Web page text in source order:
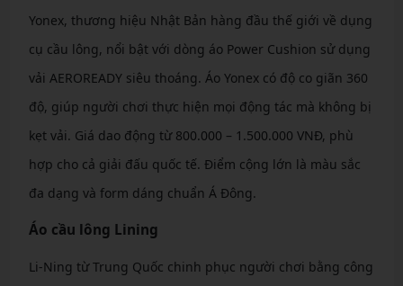
Yonex, thương hiệu Nhật Bản hàng đầu thế giới về dụng
cụ cầu lông, nổi bật với dòng áo Power Cushion sử dụng
vải AEROREADY siêu thoáng. Áo Yonex có độ co giãn 360
độ, giúp người chơi thực hiện mọi động tác mà không bị
kẹt vải. Giá dao động từ 800.000 – 1.500.000 VNĐ, phù
hợp cho cả giải đấu quốc tế. Điểm cộng lớn là màu sắc
đa dạng và form dáng chuẩn Á Đông.
Áo cầu lông Lining
Li-Ning từ Trung Quốc chinh phục người chơi bằng công